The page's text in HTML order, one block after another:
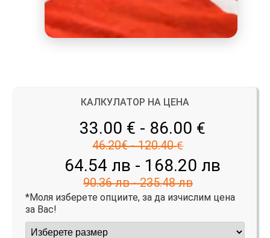
КАЛКУЛАТОР НА ЦЕНА
33.00 € - 86.00 €
46.20€ - 120.40 €
64.54 лв - 168.20 лв
90.36 лв - 235.48 лв
*Моля изберете опциите, за да изчислим цена
за Вас!